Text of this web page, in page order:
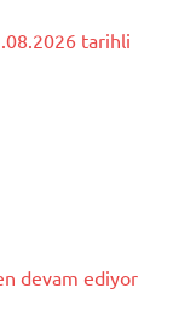
tarihli
devam ediyor